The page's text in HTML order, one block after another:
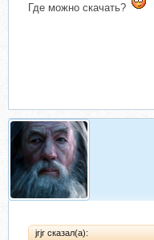
Где можно скачать?
jrjr сказал(а):